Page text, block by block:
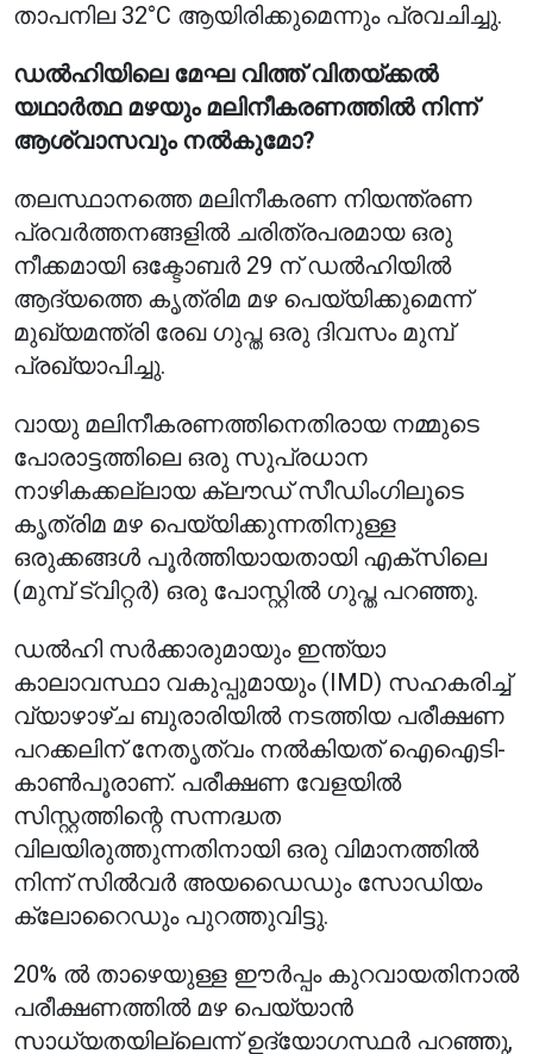
താപനില 32°C ആയിരിക്കുമെന്നും പ്രവചിച്ചു.
ഡൽഹിയിലെ മേഘ വിത്ത് വിതയ്ക്കൽ
യഥാർത്ഥ മഴയും മലിനീകരണത്തിൽ നിന്ന്
ആശ്വാസവും നൽകുമോ?
തലസ്ഥാനത്തെ മലിനീകരണ നിയന്ത്രണ
പ്രവർത്തനങ്ങളിൽ ചരിത്രപരമായ ഒരു
നീക്കമായി ഒക്ടോബർ 29 ന് ഡൽഹിയിൽ
ആദ്യത്തെ കൃത്രിമ മഴ പെയ്യിക്കുമെന്ന്
മുഖ്യമന്ത്രി രേഖ ഗുപ്ത ഒരു ദിവസം മുമ്പ്
പ്രഖ്യാപിച്ചു.
വായു മലിനീകരണത്തിനെതിരായ നമ്മുടെ
പോരാട്ടത്തിലെ ഒരു സുപ്രധാന
നാഴികക്കല്ലായ ക്ലൗഡ് സീഡിംഗിലൂടെ
കൃത്രിമ മഴ പെയ്യിക്കുന്നതിനുള്ള
ഒരുക്കങ്ങൾ പൂർത്തിയായതായി എക്‌സിലെ
(മുമ്പ് ട്വിറ്റർ) ഒരു പോസ്റ്റിൽ ഗുപ്ത പറഞ്ഞു.
ഡൽഹി സർക്കാരുമായും ഇന്ത്യാ
കാലാവസ്ഥാ വകുപ്പുമായും (IMD) സഹകരിച്ച്
വ്യാഴാഴ്ച ബുരാരിയിൽ നടത്തിയ പരീക്ഷണ
പറക്കലിന് നേതൃത്വം നൽകിയത് ഐഐടി-
കാൺപൂരാണ്. പരീക്ഷണ വേളയിൽ
സിസ്റ്റത്തിന്റെ സന്നദ്ധത
വിലയിരുത്തുന്നതിനായി ഒരു വിമാനത്തിൽ
നിന്ന് സിൽവർ അയഡൈഡും സോഡിയം
ക്ലോറൈഡും പുറത്തുവിട്ടു.
20% ൽ താഴെയുള്ള ഈർപ്പം കുറവായതിനാൽ
പരീക്ഷണത്തിൽ മഴ പെയ്യാൻ
സാധ്യതയില്ലെന്ന് ഉദ്യോഗസ്ഥർ പറഞ്ഞു,